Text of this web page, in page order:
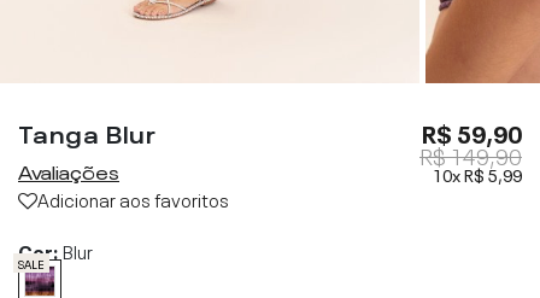
Tanga Blur
Avaliações
Adicionar aos favoritos
R$ 59,90
R$ 149,90
10xR$ 5,99
Cor:Blur
SALE